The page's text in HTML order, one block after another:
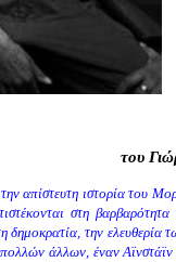
του
απίστευτη ιστορία του
στη βαρβαρότητα
την ελευθερία
πολλών άλλων, έναν